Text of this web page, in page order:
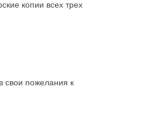
копии всех трех
свои пожелания к